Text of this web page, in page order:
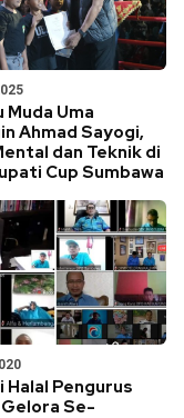
Muda Uma
Ahmad Sayogi,
dan Teknik di
Cup Sumbawa
Halal Pengurus
Se-